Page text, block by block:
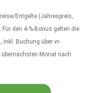
Entgelte (Jahrespreis,
den 4-%-Bonus gelten die
inkl. Buchung über vr-
Monat nach